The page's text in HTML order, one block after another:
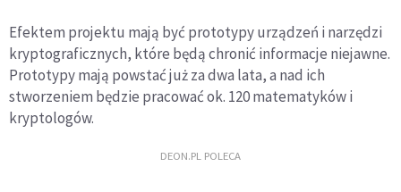
Efektem projektu mają być prototypy urządzeń i narzędzi
kryptograficznych, które będą chronić informacje niejawne.
Prototypy mają powstać już za dwa lata, a nad ich
stworzeniem będzie pracować ok. 120 matematyków i
kryptologów.
DEON.PL POLECA